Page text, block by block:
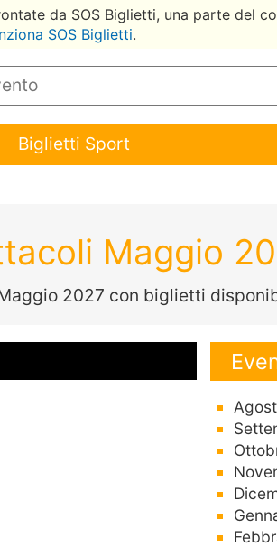
da SOS Biglietti, una parte del
SOS Biglietti.
Biglietti Sport
Maggio
2027 con biglietti